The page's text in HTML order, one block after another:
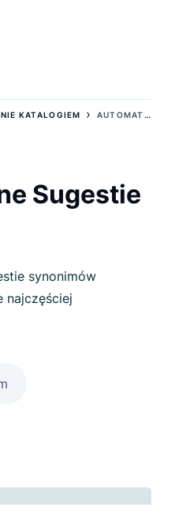
KATALOGIEM › AUTOMATYCZNE SUGESTIE SYNONIMÓW
Sugestie
synonimów
najczęściej